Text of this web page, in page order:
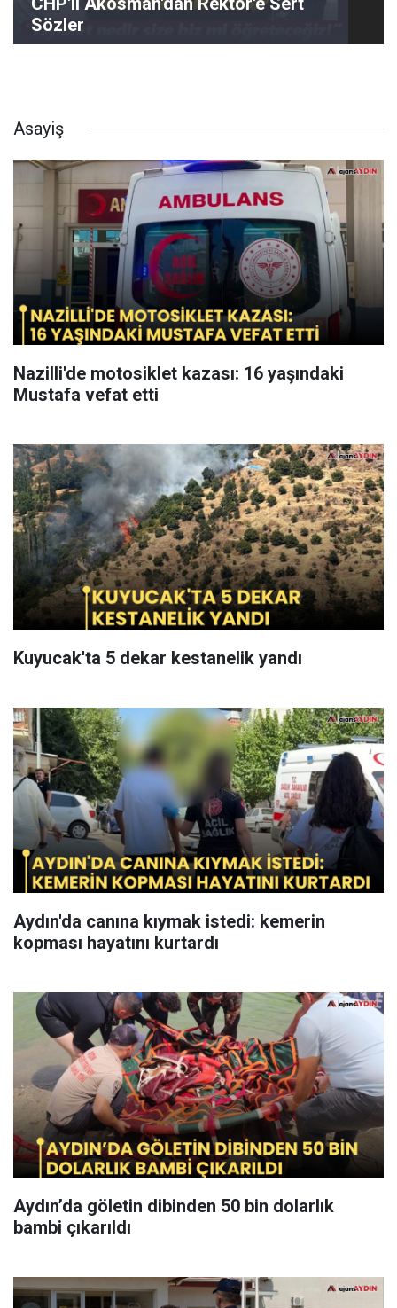
Sözler
Asayiş
Nazilli'de motosiklet kazası: 16 yaşındaki
Mustafa vefat etti
Kuyucak'ta 5 dekar kestanelik yandı
Aydın'da canına kıymak istedi: kemerin
kopması hayatını kurtardı
Aydın’da göletin dibinden 50 bin dolarlık
bambi çıkarıldı